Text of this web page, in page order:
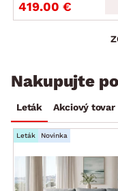
419.00 €
Nakupujte
Leták Akciový tovar
Leták Novinka